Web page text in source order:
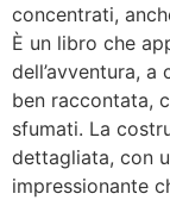
concentrati,
È un libro che
dell’avventura,
ben raccontata,
sfumati. La
dettagliata, con
impressionante